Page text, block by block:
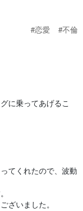
#恋愛
#不倫
に乗ってあげるこ
てくれたので、波動
ざいました。